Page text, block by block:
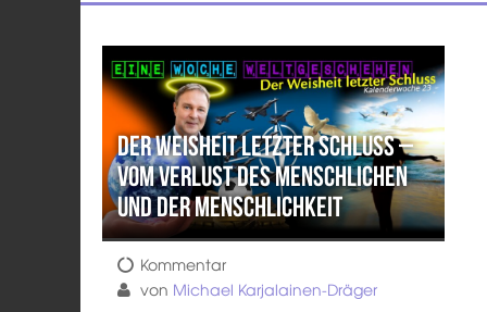
Der Weisheit letzter Schluss –
Vom Verlust des Menschlichen
und der Menschlichkeit
Kommentar
von Michael Karjalainen-Dräger